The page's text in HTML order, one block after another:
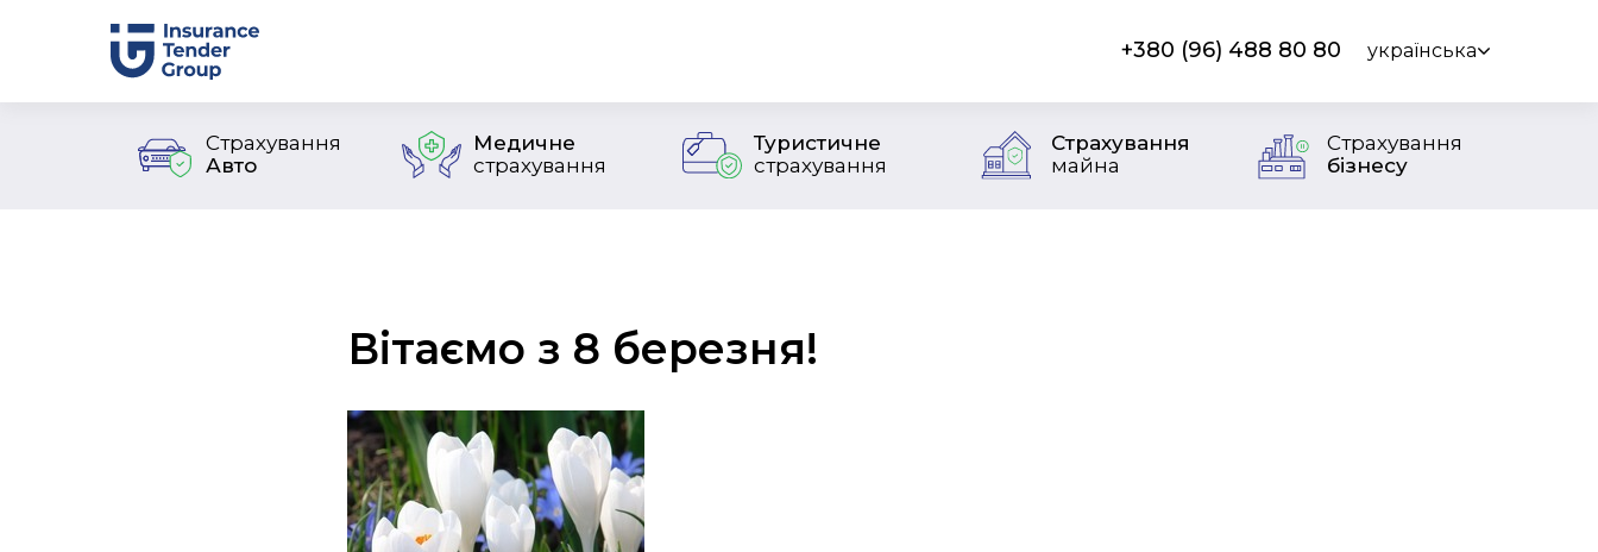
+380 (96) 488 80 80 українська
Страхування
Авто
Туристичне
страхування
Страхування
бізнесу
Медичне
страхування
Страхування
майна
Вітаємо з 8 березня!